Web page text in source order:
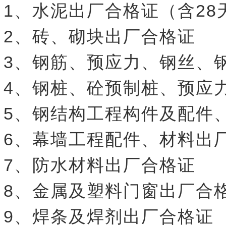
1、水泥出厂合格证（含28
2、砖、砌块出厂合格证
3、钢筋、预应力、钢丝、
4、钢桩、砼预制桩、预应
5、钢结构工程构件及配件
6、幕墙工程配件、材料出
7、防水材料出厂合格证
8、金属及塑料门窗出厂合
9、焊条及焊剂出厂合格证